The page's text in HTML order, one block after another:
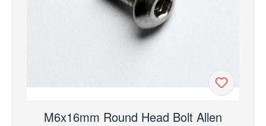
M6x16mm Round Head Bolt Allen